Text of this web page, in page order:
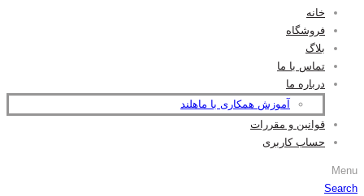
خانه
فروشگاه
بلاگ
تماس با ما
درباره ما
آموزش همکاری با ماهلند
قوانین و مقررات
حساب کاربری
Menu
Search